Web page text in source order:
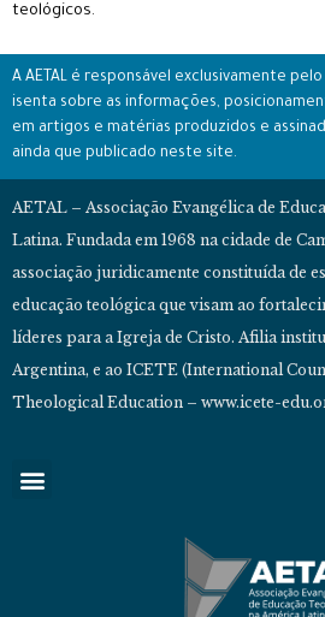
teológicos.
A AETAL é responsável exclusivamente
isenta sobre as informações,
em artigos e matérias produzidos e
ainda que publicado neste site.
AETAL – Associação Evangélica de
Latina. Fundada em 1968 na cidade de
associação juridicamente constituída de
educação teológica que visam ao
líderes para a Igreja de Cristo. Afilia
Argentina, e ao ICETE (International
Theological Education – www.icete-